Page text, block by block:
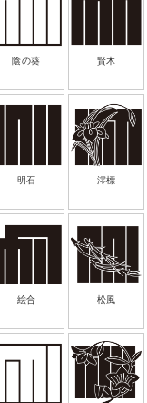
陰の葵 賢木
明石 澪標
絵合 松風